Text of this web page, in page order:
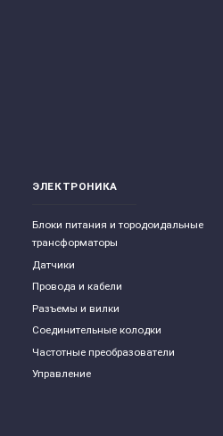
ЭЛЕКТРОНИКА
Блоки питания и тородоидальные
трансформаторы
Датчики
Провода и кабели
Разъемы и вилки
Соединительные колодки
Частотные преобразователи
Управление